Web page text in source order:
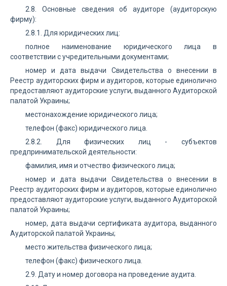
2.8. Основные сведения об аудиторе (аудиторскую
фирму):
2.8.1. Для юридических лиц:
полное наименование юридического лица в
соответствии с учредительными документами;
номер и дата выдачи Свидетельства о внесении в
Реестр аудиторских фирм и аудиторов, которые единолично
предоставляют аудиторские услуги, выданного Аудиторской
палатой Украины;
местонахождение юридического лица;
телефон (факс) юридического лица.
2.8.2. Для физических лиц - субъектов
предпринимательской деятельности:
фамилия, имя и отчество физического лица;
номер и дата выдачи Свидетельства о внесении в
Реестр аудиторских фирм и аудиторов, которые единолично
предоставляют аудиторские услуги, выданного Аудиторской
палатой Украины;
номер, дата выдачи сертификата аудитора, выданного
Аудиторской палатой Украины;
место жительства физического лица;
телефон (факс) физического лица.
2.9. Дату и номер договора на проведение аудита.